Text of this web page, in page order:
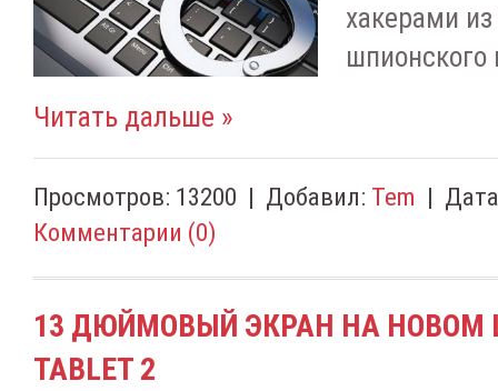
хакерами
Читать дальше »
Просмотров: 13200 | Добавил: Tem |
Комментарии (0)
13 ДЮЙМОВЫЙ ЭКРАН НА НОВОМ
TABLET 2